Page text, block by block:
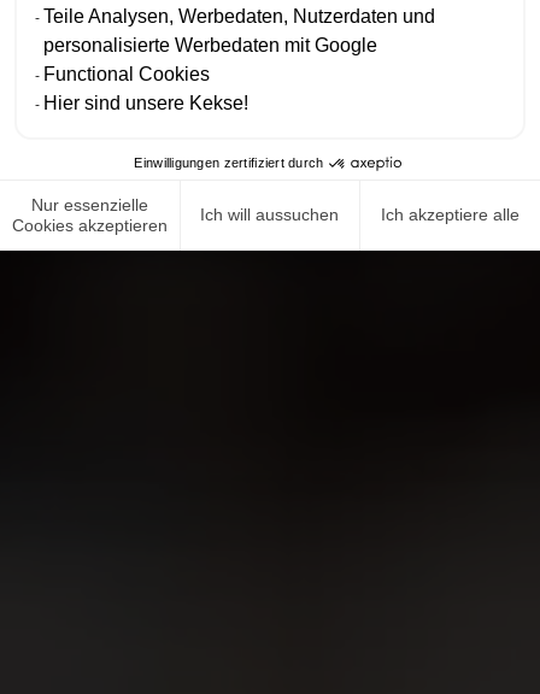
Teile Analysen, Werbedaten, Nutzerdaten und
personalisierte Werbedaten mit Google
Functional Cookies
Hier sind unsere Kekse!
Einwilligungen zertifiziert durch
Nur essenzielle
Cookies akzeptieren
Ich will aussuchen Ich akzeptiere alle